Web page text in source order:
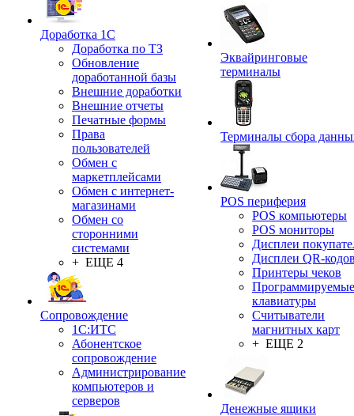
Доработка 1С
Доработка по ТЗ
Обновление
доработанной базы
Внешние доработки
Внешние отчеты
Печатные формы
Права
пользователей
Обмен с
маркетплейсами
Обмен с интернет-
магазинами
Обмен со
сторонними
системами
+ ЕЩЕ 4
Сопровождение
1C:ИТС
Абонентское
сопровождение
Администрирование
компьютеров и
серверов
Эквайринговые
терминалы
Терминалы сбора
POS периферия
POS компьютеры
POS мониторы
Дисплеи
Дисплеи QR-
Принтеры чеков
Программируемые
клавиатуры
Считыватели
магнитных карт
+ ЕЩЕ 2
Денежные ящики